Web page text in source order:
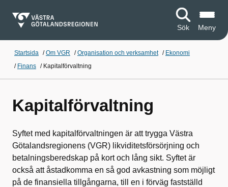
Sök Meny
Startsida /Om VGR /Organisation och verksamhet / Ekonomi
/ Finans / Kapitalförvaltning
Kapitalförvaltning
Syftet med kapitalförvaltningen är att trygga Västra
Götalandsregionens (VGR) likviditetsförsörjning och
betalningsberedskap på kort och lång sikt. Syftet är
också att åstadkomma en så god avkastning som möjligt
på de finansiella tillgångarna, till en i förväg fastställd